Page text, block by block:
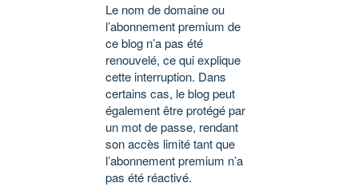
Le nom de domaine ou
l’abonnement premium de
ce blog n’a pas été
renouvelé, ce qui explique
cette interruption. Dans
certains cas, le blog peut
également être protégé par
un mot de passe, rendant
son accès limité tant que
l’abonnement premium n’a
pas été réactivé.